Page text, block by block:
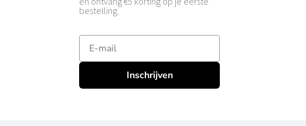
bestelling.
E-mailadres
Inschrijven